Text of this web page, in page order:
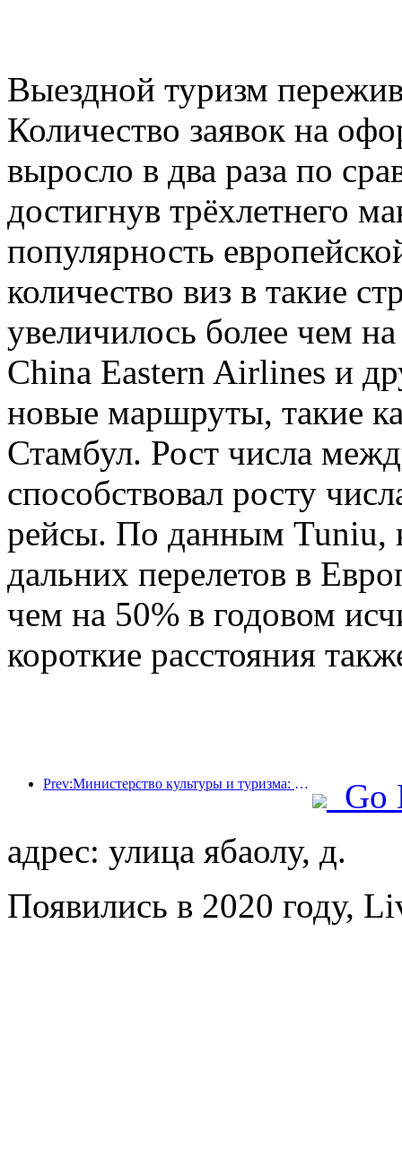
Выездной туризм
Количество заявок на
выросло в два раза по
достигнув трёхлетнего
популярность
количество виз в такие
увеличилось более чем
China Eastern Airlines и
новые маршруты, такие
Стамбул. Рост числа
способствовал росту
рейсы. По данным Tuniu,
дальних перелетов в
чем на 50% в годовом
короткие расстояния
Prev:Министерство культуры и туризма: усилить контроль качества туристических достопримечательностей и повысить уровень обслуживания в живописных местах.
Go
адрес: улица ябаолу, д.
Появились в 2020 году,